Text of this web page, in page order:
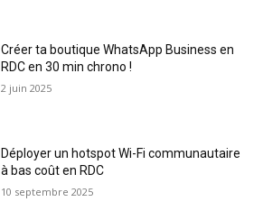
Créer ta boutique WhatsApp Business en
RDC en 30 min chrono !
2 juin 2025
Déployer un hotspot Wi-Fi communautaire
à bas coût en RDC
10 septembre 2025